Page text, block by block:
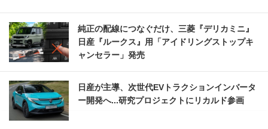
純正の配線につなぐだけ、三菱『デリカミニ』
日産『ルークス』用「アイドリングストップキ
ャンセラー」発売
日産が主導、次世代EVトラクションインバータ
ー開発へ...研究プロジェクトにリカルド参画